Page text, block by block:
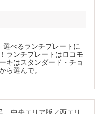
選べるランチプレートに
ランチプレートはロコモ
キはスタンダード・チョ
ら選んで。
中央エリア版／西エリ